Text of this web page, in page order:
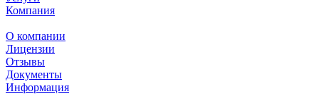
Компания
О компании
Лицензии
Отзывы
Документы
Информация